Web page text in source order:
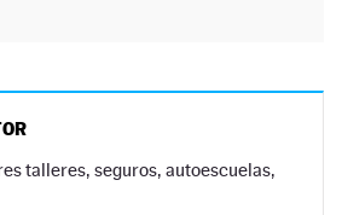
talleres, seguros, autoescuelas,